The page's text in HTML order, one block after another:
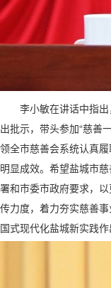
李小敏在讲话中指
出批示，带头参加“慈善
领全市慈善会系统认真
明显成效。希望盐城市
署和市委市政府要求，
传力度，着力夯实慈善
国式现代化盐城新实践作